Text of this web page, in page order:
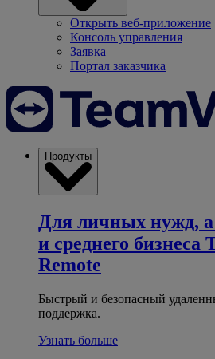
Открыть веб-приложение
Консоль управления
Заявка
Портал заказчика
Продукты
Для личных нужд, а
и среднего бизнеса
Remote
Быстрый и безопасный
поддержка.
Узнать больше